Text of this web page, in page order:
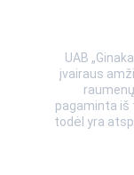
UAB
įvairaus
pagaminta iš
todėl yra